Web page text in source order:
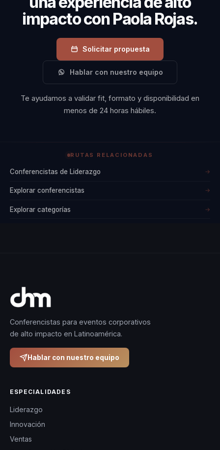
es lo que la distingue
como una
conferencista de
impacto con Paola Rojas.
Solicitar propuesta
Hablar con nuestro equipo
Te ayudamos a validar fit, formato y disponibilidad en
menos de 24 horas hábiles.
RUTAS RELACIONADAS
Conferencistas de Liderazgo →
Explorar conferencistas →
Explorar categorías →
Conferencistas para eventos corporativos
de alto impacto en Latinoamérica.
Hablar con nuestro equipo
ESPECIALIDADES
Liderazgo
Innovación
Ventas